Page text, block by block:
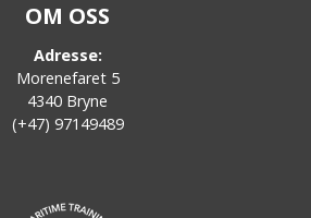
OM OSS
Adresse:
Morenefaret 5
4340 Bryne
(+47) 97149489